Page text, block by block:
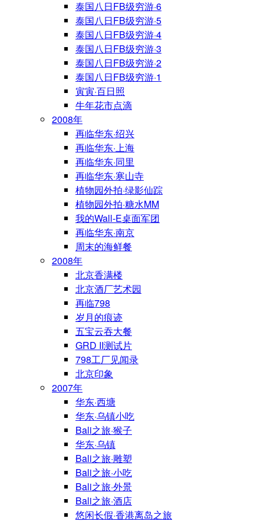
泰国八日FB级穷游·6
泰国八日FB级穷游·5
泰国八日FB级穷游·4
泰国八日FB级穷游·3
泰国八日FB级穷游·2
泰国八日FB级穷游·1
寅寅·百日照
牛年花市点滴
2008年
再临华东·绍兴
再临华东·上海
再临华东·同里
再临华东·寒山寺
植物园外拍·绿影仙踪
植物园外拍·糖水MM
我的Wall-E桌面军团
再临华东·南京
周末的海鲜餐
2008年
北京香满楼
北京酒厂艺术园
再临798
岁月的痕迹
五宝云吞大餐
GRD II测试片
798工厂见闻录
北京印象
2007年
华东·西塘
华东·乌镇小吃
Bali之旅·猴子
华东·乌镇
Bali之旅·雕塑
Bali之旅·小吃
Bali之旅·外景
Bali之旅·酒店
悠闲长假·香港离岛之旅